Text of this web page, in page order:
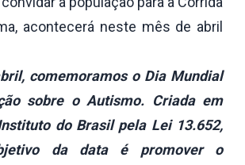
acontecerá neste mês de abril
comemoramos o Dia Mundial
sobre o Autismo. Criada em
do Brasil pela Lei 13.652,
da data é promover o